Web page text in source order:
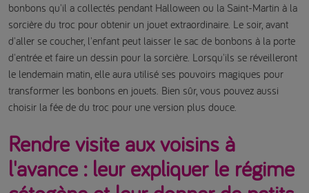
bonbons qu'il a collectés pendant Halloween ou la Saint-Martin à la
sorcière du troc pour obtenir un jouet extraordinaire. Le soir, avant
d'aller se coucher, l'enfant peut laisser le sac de bonbons à la porte
d'entrée et faire un dessin pour la sorcière. Lorsqu'ils se réveilleront
le lendemain matin, elle aura utilisé ses pouvoirs magiques pour
transformer les bonbons en jouets. Bien sûr, vous pouvez aussi
choisir la fée de du troc pour une version plus douce.
Rendre visite aux voisins à
l'avance : leur expliquer le régime